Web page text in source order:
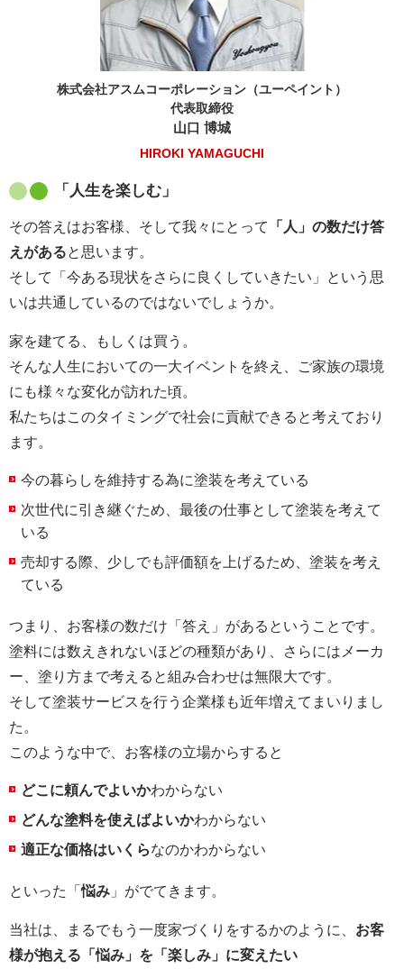
株式会社アスムコーポレーション（ユーペイント）
代表取締役
山口 博城
HIROKI YAMAGUCHI
「人生を楽しむ」
その答えはお客様、そして我々にとって
「人」の数だけ答
えがあると思います。
そして「今ある現状をさらに良くしていきたい」という思
いは共通しているのではないでしょうか。
家を建てる、もしくは買う。
そんな人生においての一大イベントを終え、ご家族の環境
にも様々な変化が訪れた頃。
私たちはこのタイミングで社会に貢献できると考えており
ます。
今の暮らしを維持する為に塗装を考えている
次世代に引き継ぐため、最後の仕事として塗装を考えて
いる
売却する際、少しでも評価額を上げるため、塗装を考え
ている
つまり、お客様の数だけ「答え」があるということです。
塗料には数えきれないほどの種類があり、さらにはメーカ
ー、塗り方まで考えると組み合わせは無限大です。
そして塗装サービスを行う企業様も近年増えてまいりまし
た。
このような中で、お客様の立場からすると
どこに頼んでよいかわからない
どんな塗料を使えばよいかわからない
適正な価格はいくらなのかわからない
といった「悩み 」がでてきます。
当社は、まるでもう一度家づくりをするかのように、 お客
様が抱える「悩み」を「楽しみ」に変えたい